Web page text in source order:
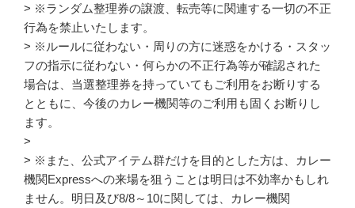
> ※ランダム整理券の譲渡、転売等に関連する一切の不正
行為を禁止いたします。
> ※ルールに従わない・周りの方に迷惑をかける・スタッ
フの指示に従わない・何らかの不正行為等が確認された
場合は、当選整理券を持っていてもご利用をお断りする
とともに、今後のカレー機関等のご利用も固くお断りし
ます。
>
> ※また、公式アイテム群だけを目的とした方は、カレー
機関Expressへの来場を狙うことは明日は不効率かもしれ
ません。明日及び8/8～10に関しては、カレー機関